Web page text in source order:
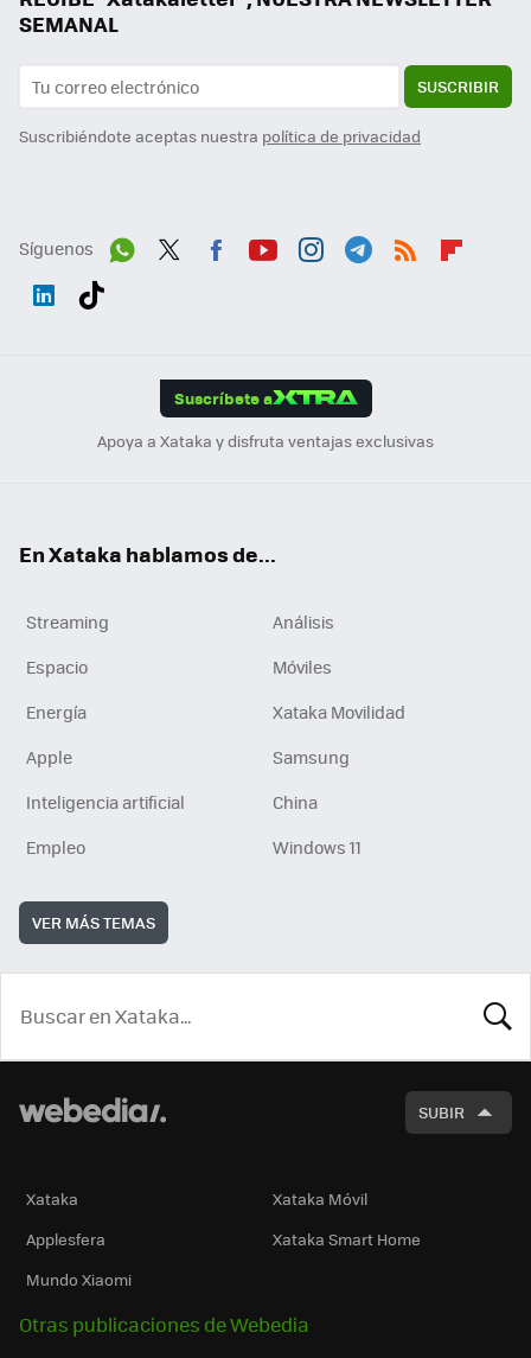
SEMANAL
SUSCRIBIR
Suscribiéndote aceptas nuestra política de privacidad
Síguenos
Suscríbete a
Apoya a Xataka y disfruta ventajas exclusivas
En Xataka hablamos de...
Streaming
Análisis
Espacio
Móviles
Energía
Xataka Movilidad
Apple
Samsung
Inteligencia artificial
China
Empleo
Windows 11
VER MÁS TEMAS
SUBIR
Xataka
Xataka Móvil
Applesfera
Xataka Smart Home
Mundo Xiaomi
Otras publicaciones de Webedia